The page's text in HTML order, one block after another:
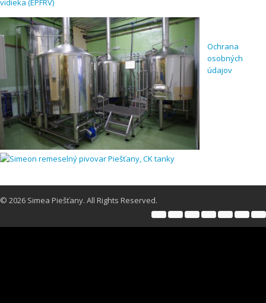
vidieka (EPFRV)
Ochrana
osobných
údajov
© 2026 Simea Piešťany. All Rights Reserved.